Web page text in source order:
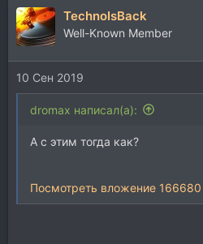
TechnoIsBack
Well-Known Member
10 Сен 2019
dromax написал(а):
А с этим тогда как?
Посмотреть вложение 166680